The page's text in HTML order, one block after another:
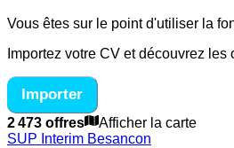
Vous êtes sur le point d'utiliser la
Importez votre CV et découvrez les
Importer
2 473 offres
Afficher la carte
SUP Interim Besancon